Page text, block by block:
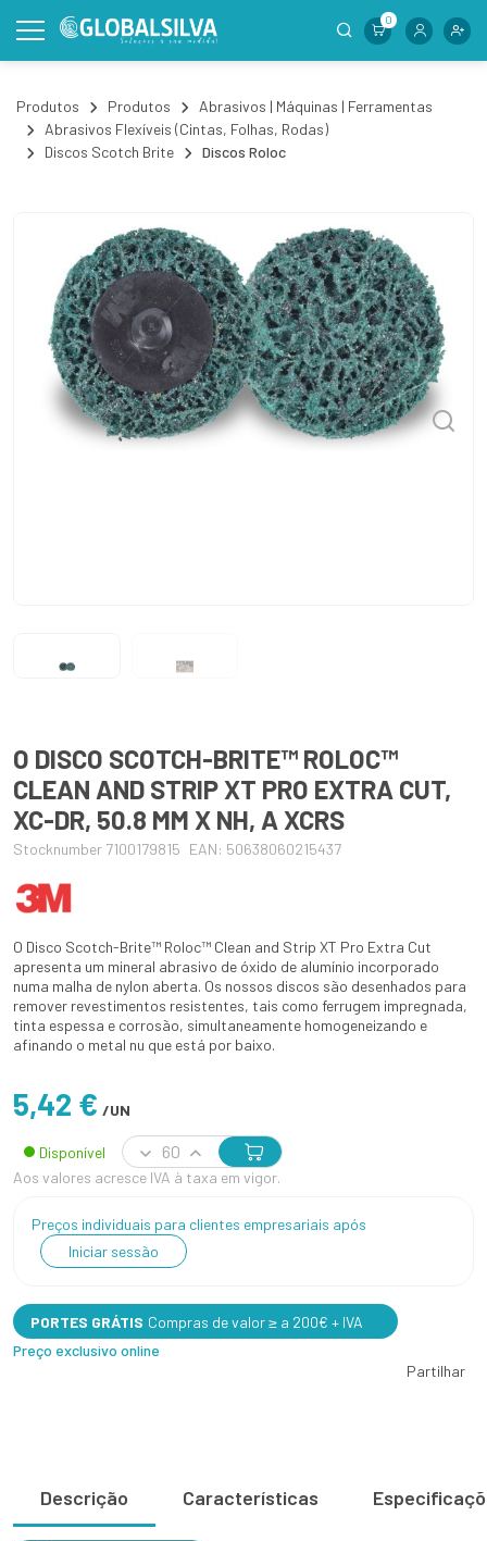
0
Produtos Produtos
Abrasivos | Máquinas | Ferramentas
Abrasivos Flexíveis (Cintas, Folhas, Rodas)
Discos Scotch Brite
Discos Roloc
O DISCO SCOTCH-BRITE™ ROLOC™
CLEAN AND STRIP XT PRO EXTRA CUT,
XC-DR, 50.8 MM X NH, A XCRS
Stocknumber 7100179815 EAN: 50638060215437
O Disco Scotch-Brite™ Roloc™ Clean and Strip XT Pro Extra Cut
apresenta um mineral abrasivo de óxido de alumínio incorporado
numa malha de nylon aberta. Os nossos discos são desenhados para
remover revestimentos resistentes, tais como ferrugem impregnada,
tinta espessa e corrosão, simultaneamente homogeneizando e
afinando o metal nu que está por baixo.
5,42 € /UN
Disponível
Aos valores acresce IVA à taxa em vigor.
Preços individuais para clientes empresariais após
Iniciar sessão
PORTES GRÁTIS Compras de valor ≥ a 200€ + IVA
Preço exclusivo online
Partilhar
Descrição Características